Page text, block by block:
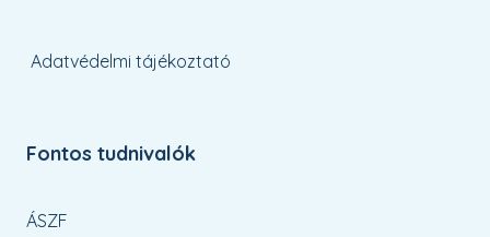
Adatvédelmi tájékoztató
Fontos tudnivalók
ÁSZF